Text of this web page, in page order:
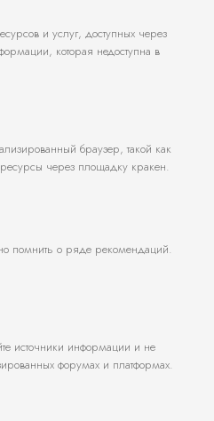
и услуг, доступных через
которая недоступна в
браузер, такой как
через площадку кракен.
помнить о ряде рекомендаций.
источники информации и не
форумах и платформах.